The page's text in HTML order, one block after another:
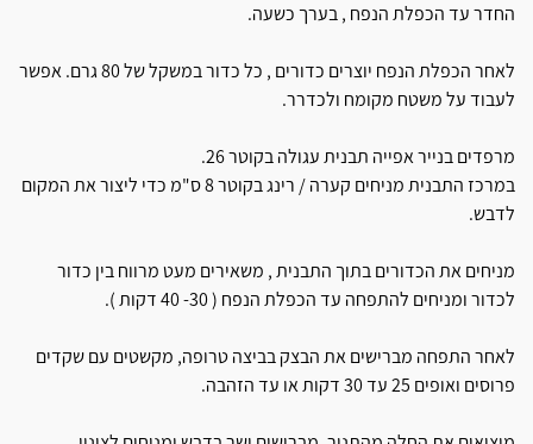
החדר עד הכפלת הנפח , בערך כשעה.
לאחר הכפלת הנפח יוצרים כדורים , כל כדור במשקל של 80 גרם. אפשר
לעבוד על משטח מקומח ולכדרר.
מרפדים בנייר אפייה תבנית עגולה בקוטר 26.
במרכז התבנית מניחים קערה / רינג בקוטר 8 ס"מ כדי ליצור את המקום
לדבש.
מניחים את הכדורים בתוך התבנית , משאירים מעט מרווח בין כדור
לכדור ומניחים להתפחה עד הכפלת הנפח ( 30- 40 דקות ).
לאחר התפחה מברישים את הבצק בביצה טרופה, מקשטים עם שקדים
פרוסים ואופים 25 עד 30 דקות או עד הזהבה.